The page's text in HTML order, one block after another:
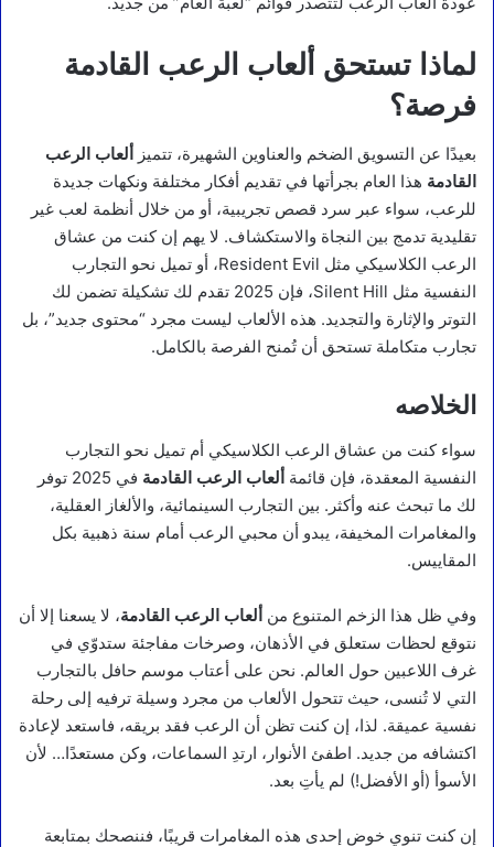
لماذا تستحق ألعاب الرعب القادمة
فرصة؟
بعيدًا عن التسويق الضخم والعناوين الشهيرة، تتميز ألعاب الرعب
القادمة هذا العام بجرأتها في تقديم أفكار مختلفة ونكهات جديدة
للرعب، سواء عبر سرد قصص تجريبية، أو من خلال أنظمة لعب غير
تقليدية تدمج بين النجاة والاستكشاف. لا يهم إن كنت من عشاق
الرعب الكلاسيكي مثل Resident Evil، أو تميل نحو التجارب
النفسية مثل Silent Hill، فإن 2025 تقدم لك تشكيلة تضمن لك
التوتر والإثارة والتجديد. هذه الألعاب ليست مجرد “محتوى جديد”، بل
تجارب متكاملة تستحق أن تُمنح الفرصة بالكامل.
الخلاصه
سواء كنت من عشاق الرعب الكلاسيكي أم تميل نحو التجارب
النفسية المعقدة، فإن قائمة ألعاب الرعب القادمة
في 2025 توفر
لك ما تبحث عنه وأكثر. بين التجارب السينمائية، والألغاز العقلية،
والمغامرات المخيفة، يبدو أن محبي الرعب أمام سنة ذهبية بكل
المقاييس.
وفي ظل هذا الزخم المتنوع من ألعاب الرعب القادمة، لا يسعنا إلا أن
نتوقع لحظات ستعلق في الأذهان، وصرخات مفاجئة ستدوّي في
غرف اللاعبين حول العالم. نحن على أعتاب موسم حافل بالتجارب
التي لا تُنسى، حيث تتحول الألعاب من مجرد وسيلة ترفيه إلى رحلة
نفسية عميقة. لذا، إن كنت تظن أن الرعب فقد بريقه، فاستعد لإعادة
اكتشافه من جديد. اطفئ الأنوار، ارتدِ السماعات، وكن مستعدًا… لأن
الأسوأ (أو الأفضل!) لم يأتِ بعد.
إن كنت تنوي خوض إحدى هذه المغامرات قريبًا، فننصحك بمتابعة